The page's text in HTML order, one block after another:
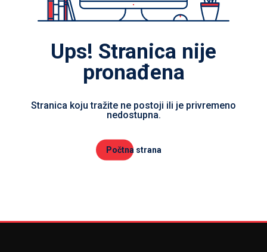
Ups! Stranica nije
pronađena
Stranica koju tražite ne postoji ili je privremeno
nedostupna.
Počtna strana